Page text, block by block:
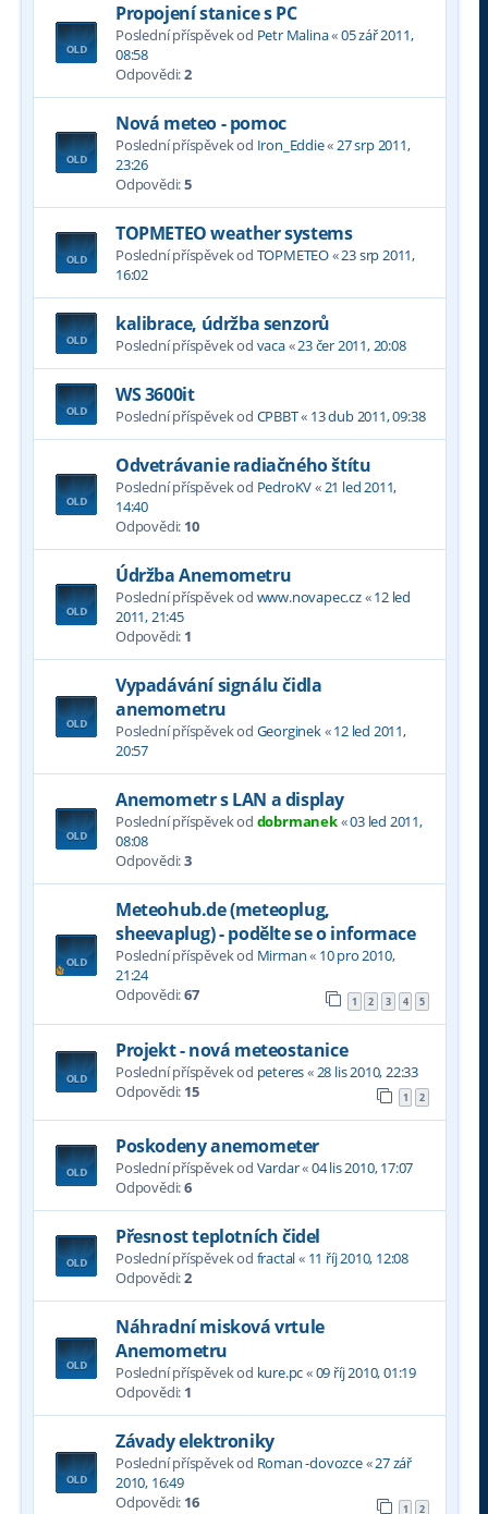
Propojení stanice s PC
Poslední příspěvek od Petr Malina«05 zář 2011,
08:58
Odpovědi:2
Nová meteo - pomoc
Poslední příspěvek od Iron_Eddie«27 srp 2011,
23:26
Odpovědi:5
TOPMETEO weather systems
Poslední příspěvek od TOPMETEO«23 srp 2011,
16:02
kalibrace, údržba senzorů
Poslední příspěvek od vaca«23 čer 2011, 20:08
WS 3600it
Poslední příspěvek od CPBBT« 13 dub 2011, 09:38
Odvetrávanie radiačného štítu
Poslední příspěvek od PedroKV«21 led 2011,
14:40
Odpovědi: 10
Údržba Anemometru
Poslední příspěvek od www.novapec.cz«12 led
2011, 21:45
Odpovědi: 1
Vypadávání signálu čidla
anemometru
Poslední příspěvek od Georginek«12 led 2011,
20:57
Anemometr s LAN a display
Poslední příspěvek od dobrmanek«03 led 2011,
08:08
Odpovědi:3
Meteohub.de (meteoplug,
sheevaplug) - podělte se o informace
Poslední příspěvek od Mirman« 10 pro 2010,
21:24
Odpovědi:67 1 2 3 4 5
Projekt - nová meteostanice
Poslední příspěvek od peteres« 28 lis 2010, 22:33
Odpovědi: 15 1 2
Poskodeny anemometer
Poslední příspěvek od Vardar«04 lis 2010, 17:07
Odpovědi:6
Přesnost teplotních čidel
Poslední příspěvek od fractal« 11 říj 2010, 12:08
Odpovědi:2
Náhradní misková vrtule
Anemometru
Poslední příspěvek od kure.pc«09 říj 2010, 01:19
Odpovědi: 1
Závady elektroniky
Poslední příspěvek od Roman -dovozce«27 zář
2010, 16:49
Odpovědi: 16 1 2